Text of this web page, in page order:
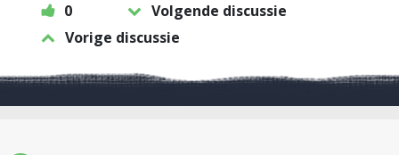
0
Volgende discussie
Vorige discussie